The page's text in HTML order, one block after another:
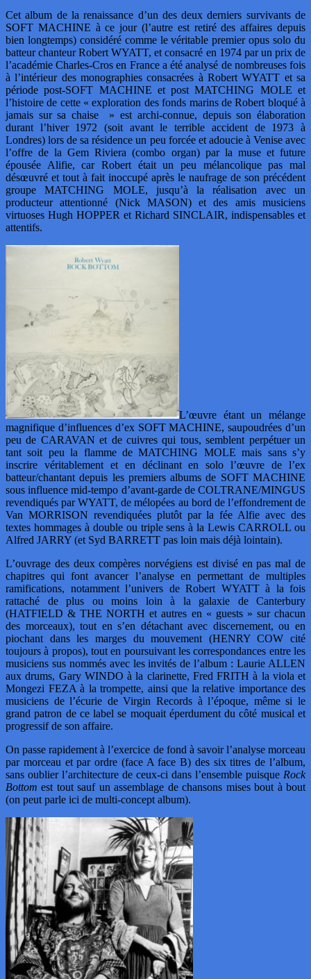
Cet album de la renaissance d’un des deux derniers survivants de
SOFT MACHINE à ce jour (l’autre est retiré des affaires depuis
bien longtemps) considéré comme le véritable premier opus solo du
batteur chanteur Robert WYATT, et consacré en 1974 par un prix de
l’académie Charles-Cros en France a été analysé de nombreuses fois
à l’intérieur des monographies consacrées à Robert WYATT et sa
période post-SOFT MACHINE et post MATCHING MOLE et
l’histoire de cette « exploration des fonds marins de Robert bloqué à
jamais sur sa chaise » est archi-connue, depuis son élaboration
durant l’hiver 1972 (soit avant le terrible accident de 1973 à
Londres) lors de sa résidence un peu forcée et adoucie à Venise avec
l’offre de la Gem Riviera (combo organ) par la muse et future
épousée Alifie, car Robert était un peu mélancolique pas mal
désœuvré et tout à fait inoccupé après le naufrage de son précédent
groupe MATCHING MOLE, jusqu’à la réalisation avec un
producteur attentionné (Nick MASON) et des amis musiciens
virtuoses Hugh HOPPER et Richard SINCLAIR, indispensables et
attentifs.
L’œuvre étant un mélange
magnifique d’influences d’ex SOFT MACHINE, saupoudrées d’un
peu de CARAVAN et de cuivres qui tous, semblent perpétuer un
tant soit peu la flamme de MATCHING MOLE mais sans s’y
inscrire véritablement et en déclinant en solo l’œuvre de l’ex
batteur/chantant depuis les premiers albums de SOFT MACHINE
sous influence mid-tempo d’avant-garde de COLTRANE/MINGUS
revendiqués par WYATT, de mélopées au bord de l’effondrement de
Van MORRISON revendiquées plutôt par la fée Alfie avec des
textes hommages à double ou triple sens à la Lewis CARROLL ou
Alfred JARRY (et Syd BARRETT pas loin mais déjà lointain).
L’ouvrage des deux compères norvégiens est divisé en pas mal de
chapitres qui font avancer l’analyse en permettant de multiples
ramifications, notamment l’univers de Robert WYATT à la fois
rattaché de plus ou moins loin à la galaxie de Canterbury
(HATFIELD & THE NORTH et autres en « guests » sur chacun
des morceaux), tout en s’en détachant avec discernement, ou en
piochant dans les marges du mouvement (HENRY COW cité
toujours à propos), tout en poursuivant les correspondances entre les
musiciens sus nommés avec les invités de l’album : Laurie ALLEN
aux drums, Gary WINDO à la clarinette, Fred FRITH à la viola et
Mongezi FEZA à la trompette, ainsi que la relative importance des
musiciens de l’écurie de Virgin Records à l’époque, même si le
grand patron de ce label se moquait éperdument du côté musical et
progressif de son affaire.
On passe rapidement à l’exercice de fond à savoir l’analyse morceau
par morceau et par ordre (face A face B) des six titres de l’album,
sans oublier l’architecture de ceux-ci dans l’ensemble puisque Rock
Bottom est tout sauf un assemblage de chansons mises bout à bout
(on peut parle ici de multi-concept album).